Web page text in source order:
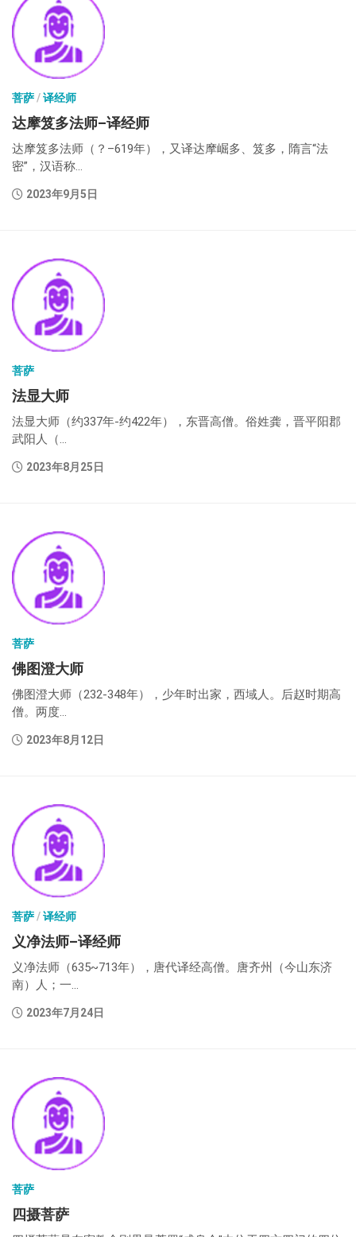
菩萨/译经师
达摩笈多法师–译经师
达摩笈多法师（？–619年），又译达摩崛多、笈多，隋言“法
密”，汉语称...
2023年9月5日
菩萨
法显大师
法显大师（约337年-约422年），东晋高僧。俗姓龚，晋平阳郡
武阳人（...
2023年8月25日
菩萨
佛图澄大师
佛图澄大师（232-348年），少年时出家，西域人。后赵时期高
僧。两度...
2023年8月12日
菩萨/译经师
义净法师–译经师
义净法师（635~713年），唐代译经高僧。唐齐州（今山东济
南）人；一...
2023年7月24日
菩萨
四摄菩萨